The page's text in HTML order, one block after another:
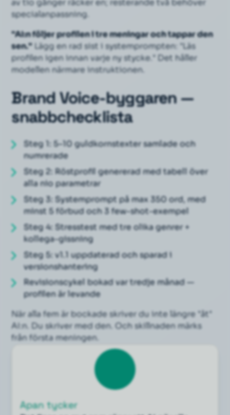
av tio gånger räcker en; resterande två behöver
specialanpassning.
"AI:n följer profilen i tre meningar och tappar den
sen."Lägg en rad sist i systemprompten: "Läs
profilen igen innan varje ny stycke." Det håller
modellen närmare instruktionen.
Brand Voice-byggaren —
snabbchecklista
Steg 1: 5–10 guldkornstexter samlade och
numrerade
Steg 2: Röstprofil genererad med tabell över
alla nio parametrar
Steg 3: Systemprompt på max 350 ord, med
minst 5 förbud och 3 few-shot-exempel
Steg 4: Stresstest med tre olika genrer +
kollega-gissning
Steg 5: v1.1 uppdaterad och sparad i
versionshantering
Revisionscykel bokad var tredje månad —
profilen är levande
När alla fem är bockade skriver du inte längre "åt"
AI:n. Du skrivermed den. Och skillnaden märks
från första meningen.
Apan tycker